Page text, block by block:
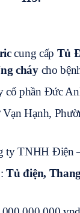
cung cấp Tủ
cháycho
cổ phần Đức
Hạnh,
ty TNHH Điện
Tủ điện,